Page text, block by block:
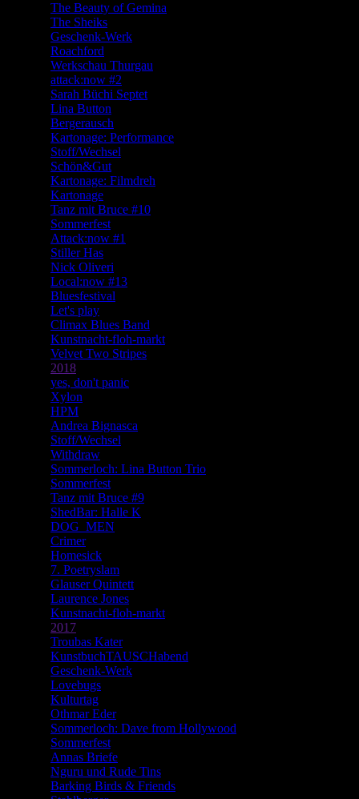
The Beauty of Gemina
The Sheiks
Geschenk-Werk
Roachford
Werkschau Thurgau
attack:now #2
Sarah Büchi Septet
Lina Button
Bergerausch
Kartonage: Performance
Stoff/Wechsel
Schön&Gut
Kartonage: Filmdreh
Kartonage
Tanz mit Bruce #10
Sommerfest
Attack:now #1
Stiller Has
Nick Oliveri
Local:now #13
Bluesfestival
Let's play
Climax Blues Band
Kunstnacht-floh-markt
Velvet Two Stripes
2018
yes, don't panic
Xylon
HPM
Andrea Bignasca
Stoff/Wechsel
Withdraw
Sommerloch: Lina Button Trio
Sommerfest
Tanz mit Bruce #9
ShedBar: Halle K
DOG_MEN
Crimer
Homesick
7. Poetryslam
Glauser Quintett
Laurence Jones
Kunstnacht-floh-markt
2017
Troubas Kater
KunstbuchTAUSCHabend
Geschenk-Werk
Lovebugs
Kulturtag
Othmar Eder
Sommerloch: Dave from Hollywood
Sommerfest
Annas Briefe
Nguru und Rude Tins
Barking Birds & Friends